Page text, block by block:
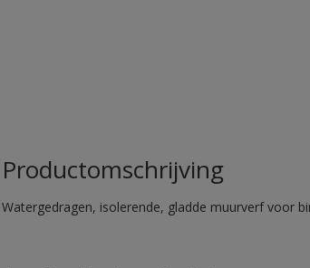
Productomschrijving
Watergedragen, isolerende, gladde muurverf voor